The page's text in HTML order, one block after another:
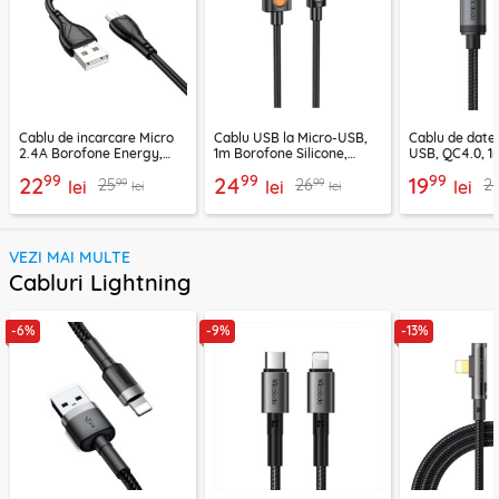
Cablu de incarcare Micro
2.4A Borofone Energy,
2299 lei 2599 lei
Cablu USB la Micro-USB,
1m Borofone Silicone,
2499 lei 2699 lei
Cablu de
USB, QC4.0,
1999 lei
VEZI MAI MULTE
Cabluri Lightning
-6% -9% -13%